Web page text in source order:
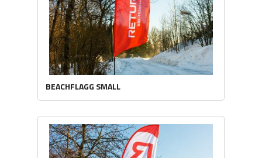
BEACHFLAGG SMALL